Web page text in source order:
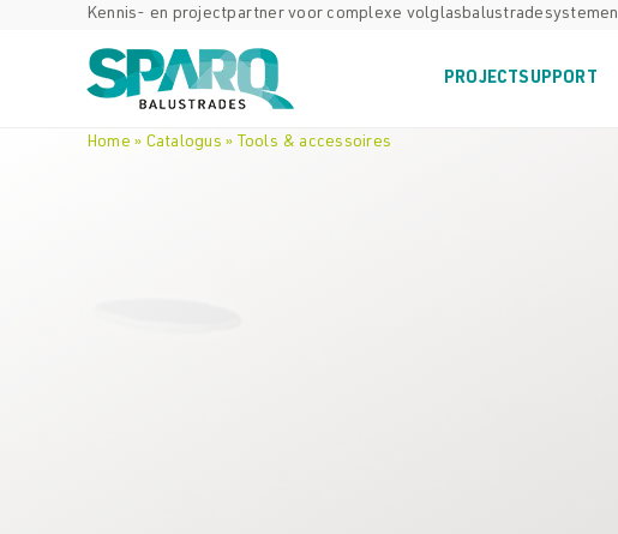
Kennis- en projectpartner voor complexe volglasbalustradesystemen
PROJECTSUPPORT
Home » Catalogus » Tools & accessoires